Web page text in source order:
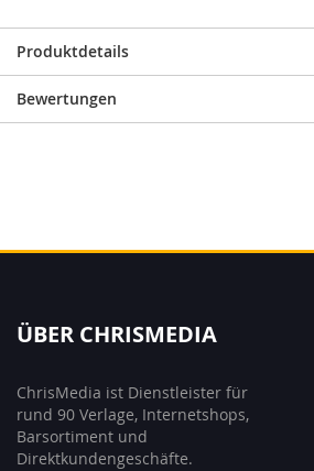
Produktdetails
Bewertungen
ÜBER CHRISMEDIA
ChrisMedia ist Dienstleister für
rund 90 Verlage, Internetshops,
Barsortiment und
Direktkundengeschäfte.